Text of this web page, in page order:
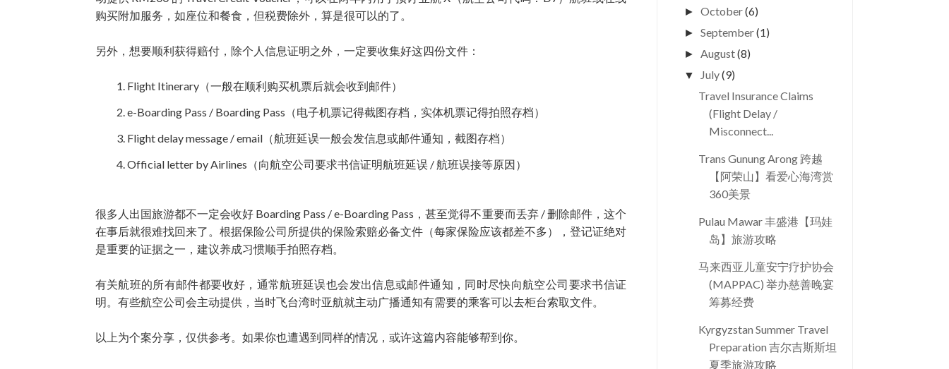
购买附加服务，如座位和餐食，但税费除外，算是很可以的了。
另外，想要顺利获得赔付，除个人信息证明之外，一定要收集好这四份文件：
Flight Itinerary（一般在顺利购买机票后就会收到邮件）
e-Boarding Pass / Boarding Pass（电子机票记得截图存档，实体机票记得拍照存档）
Flight delay message / email（航班延误一般会发信息或邮件通知，截图存档）
Official letter by Airlines（向航空公司要求书信证明航班延误 / 航班误接等原因）
很多人出国旅游都不一定会收好 Boarding Pass / e-Boarding Pass，甚至觉得不重要而丢弃 / 删除邮件，这个
在事后就很难找回来了。根据保险公司所提供的保险索赔必备文件（每家保险应该都差不多），登记证绝对
是重要的证据之一，建议养成习惯顺手拍照存档。
有关航班的所有邮件都要收好，通常航班延误也会发出信息或邮件通知，同时尽快向航空公司要求书信证
明。有些航空公司会主动提供，当时飞台湾时亚航就主动广播通知有需要的乘客可以去柜台索取文件。
以上为个案分享，仅供参考。如果你也遭遇到同样的情况，或许这篇内容能够帮到你。
►October(6)
►September(1)
►August(8)
▼ July(9)
Travel Insurance Claims
(Flight Delay /
Misconnect...
Trans Gunung Arong 跨越
【阿荣山】看爱心海湾赏
360美景
Pulau Mawar 丰盛港【玛娃
岛】旅游攻略
马来西亚儿童安宁疗护协会
(MAPPAC) 举办慈善晚宴
筹募经费
Kyrgyzstan Summer Travel
Preparation 吉尔吉斯斯坦
夏季旅游攻略